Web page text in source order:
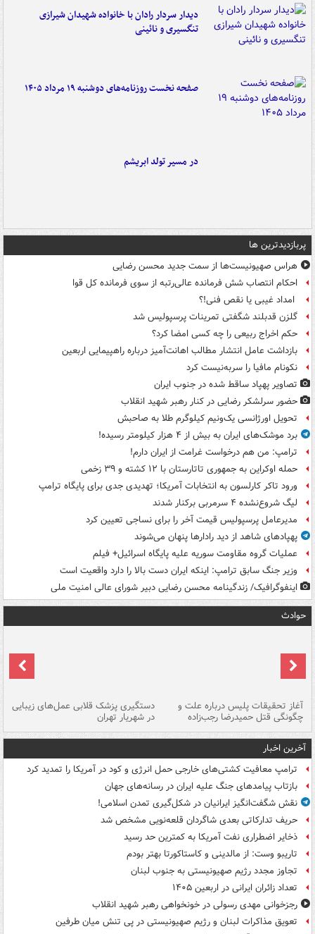
دیدار سردار رادان با خانواده‌ شهیدان شیرازی
تنگسیری و نائینی
صفحه نخست روزنامه‌های دوشنبه ۱۹ مرداد ۱۴۰۵
در مسیر تولد ابریشم
پربازدیدترین ها
هراس صهیونیست‌ها از سمت جدید محسن رضایی
احکام انتصاب شش فرمانده عالی‌رتبه از سوی فرمانده کل قوا
امداد غیبی یا نقص فنی!؟
گلزن قدبلند شگفتی تمرینات پرسپولیس شد
حکم اخراج ربیعی را چه کسی امضا کرد؟
بازداشت عامل انتشار مطالب اهانت‌آمیز درباره راهپیمایی اربعین
نکونام مافیا را سربه‌نیست کرد
تصاویر پهپاد ساقط شده در جنوب ایران
حضور سرلشکر رضایی در کنار رهبر شهید انقلاب
تحویل اورژانسی یک‌ونیم کیلوگرم طلا به صاحبش
برد موشک‌های ایران به بیش از ۴ هزار کیلومتر رسیده!
ترامپ: من هم درخواست غرامت از ایران دارم!
حمله اوکراین به جمهوری تاتارستان با ۱۲ کشته و ۳۹ زخمی
ورود تاکر کارلسون به انتخابات آمریکا؛ تهدیدی جدی برای پایگاه ترامپ
لیگ شروع‌نشده ۴ سرمربی برکنار شدند
مدیرعامل پرسپولیس قیمت آخر را برای نساجی تعیین کرد
پهپادهای شاهد از دید رادارها پنهان می‌شوند
عملیات گروه مقاومت سوریه علیه پایگاه اسرائیل+ فیلم
وزیر جنگ سابق ترامپ: اینکه ایران دست بالا را دارد واقعیت است
اینفوگرافیک/ زندگینامه محسن رضایی دبیر شورای عالی امنیت‌ ملی
حوادث
آغاز تحقیقات پلیس درباره علت و
چگونگی قتل حمیدرضا رجب‌زاده
دستگیری پزشک قلابی عمل‌های زیبایی
در شهریار تهران
آخرین اخبار
ترامپ معافیت کشتی‌های خارجی حمل انرژی و کود در آمریکا را تمدید کرد
بازتاب پیامدهای جنگ علیه ایران در رسانه‌های جهان
نقش شگفت‌انگیز ایرانیان در شکل‌گیری تمدن اسلامی!
حریف تدارکاتی بعدی شاگردان قلعه‌نویی مشخص شد
ذخایر اضطراری نفت آمریکا به کمترین حد رسید
تاریبو وست: از مالدینی و کاستاکورتا بهتر بودم
تجاوز مجدد رژیم صهیونیستی به جنوب لبنان
تعداد زائران ایرانی در اربعین ۱۴۰۵
رجزخوانی مهدی رسولی در خونخواهی رهبر شهید انقلاب
تعویق مذاکرات لبنان و رژیم صهیونیستی در پی تنش میان طرفین